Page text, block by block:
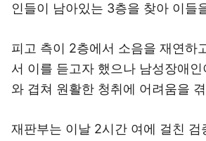
인들이 남아있는 3층을 찾아 이들
피고 측이 2층에서 소음을 재연하
서 이를 듣고자 했으나 남성장애인
와 겹쳐 원활한 청취에 어려움을
재판부는 이날 2시간 여에 걸친 검